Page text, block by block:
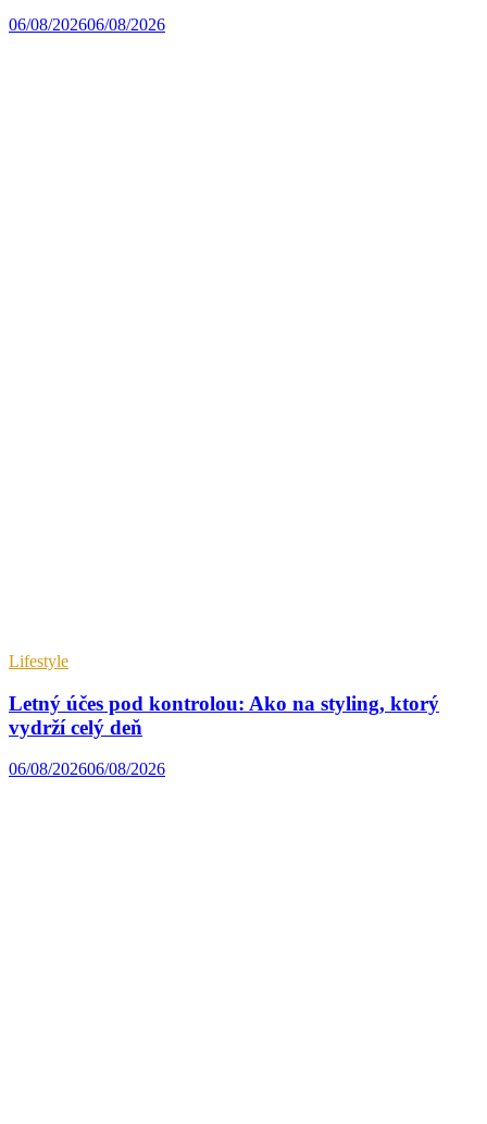
06/08/202606/08/2026
Lifestyle
Letný účes pod kontrolou: Ako na styling, ktorý
vydrží celý deň
06/08/202606/08/2026